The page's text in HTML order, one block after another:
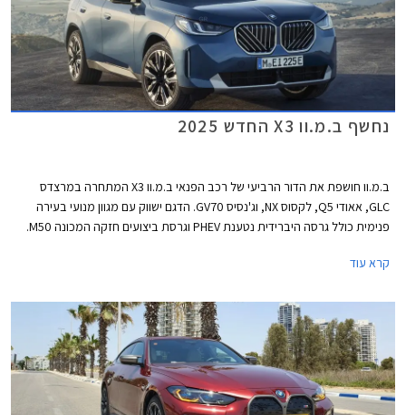
נחשף ב.מ.וו X3 החדש 2025
ב.מ.וו חושפת את הדור הרביעי של רכב הפנאי ב.מ.וו X3 המתחרה במרצדס
GLC, אאודי Q5, לקסוס NX, וג'נסיס GV70. הדגם ישווק עם מגוון מנועי בעירה
פנימית כולל גרסה היברידית נטענת PHEV וגרסת ביצועים חזקה המכונה M50.
בשנה הבאה כדגם נפרד המבוסס על פלטפורמה חשמלית ייעודית ויהיה הדגם
Neue Klasse X אשר הוצג לאחרונה.
קרא עוד